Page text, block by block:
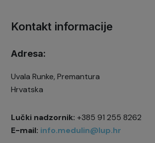
Kontakt informacije
Adresa:
Uvala Runke, Premantura
Hrvatska
Lučki nadzornik: +385 91 255 8262
E-mail: info.medulin@lup.hr